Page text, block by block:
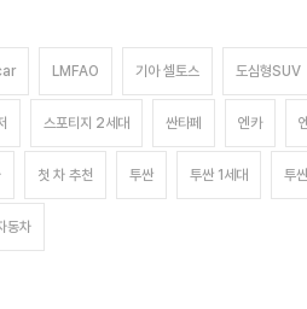
LMFAO 기아 셀토스 도심형SUV
스포티지 2세대 싼타페 엔카
첫 차 추천 투싼 투싼 1세대 투
동차